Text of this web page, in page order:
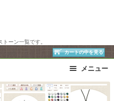
ーン一覧です。
カートの中を見る
メニュー
ストラップ
ピアス・イヤリング